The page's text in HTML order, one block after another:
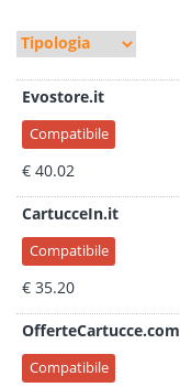
Evostore.it
Compatibile
€ 40.02
CartucceIn.it
Compatibile
€ 35.20
OfferteCartucce.com
Compatibile